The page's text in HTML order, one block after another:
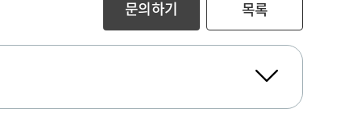
문의하기 목록